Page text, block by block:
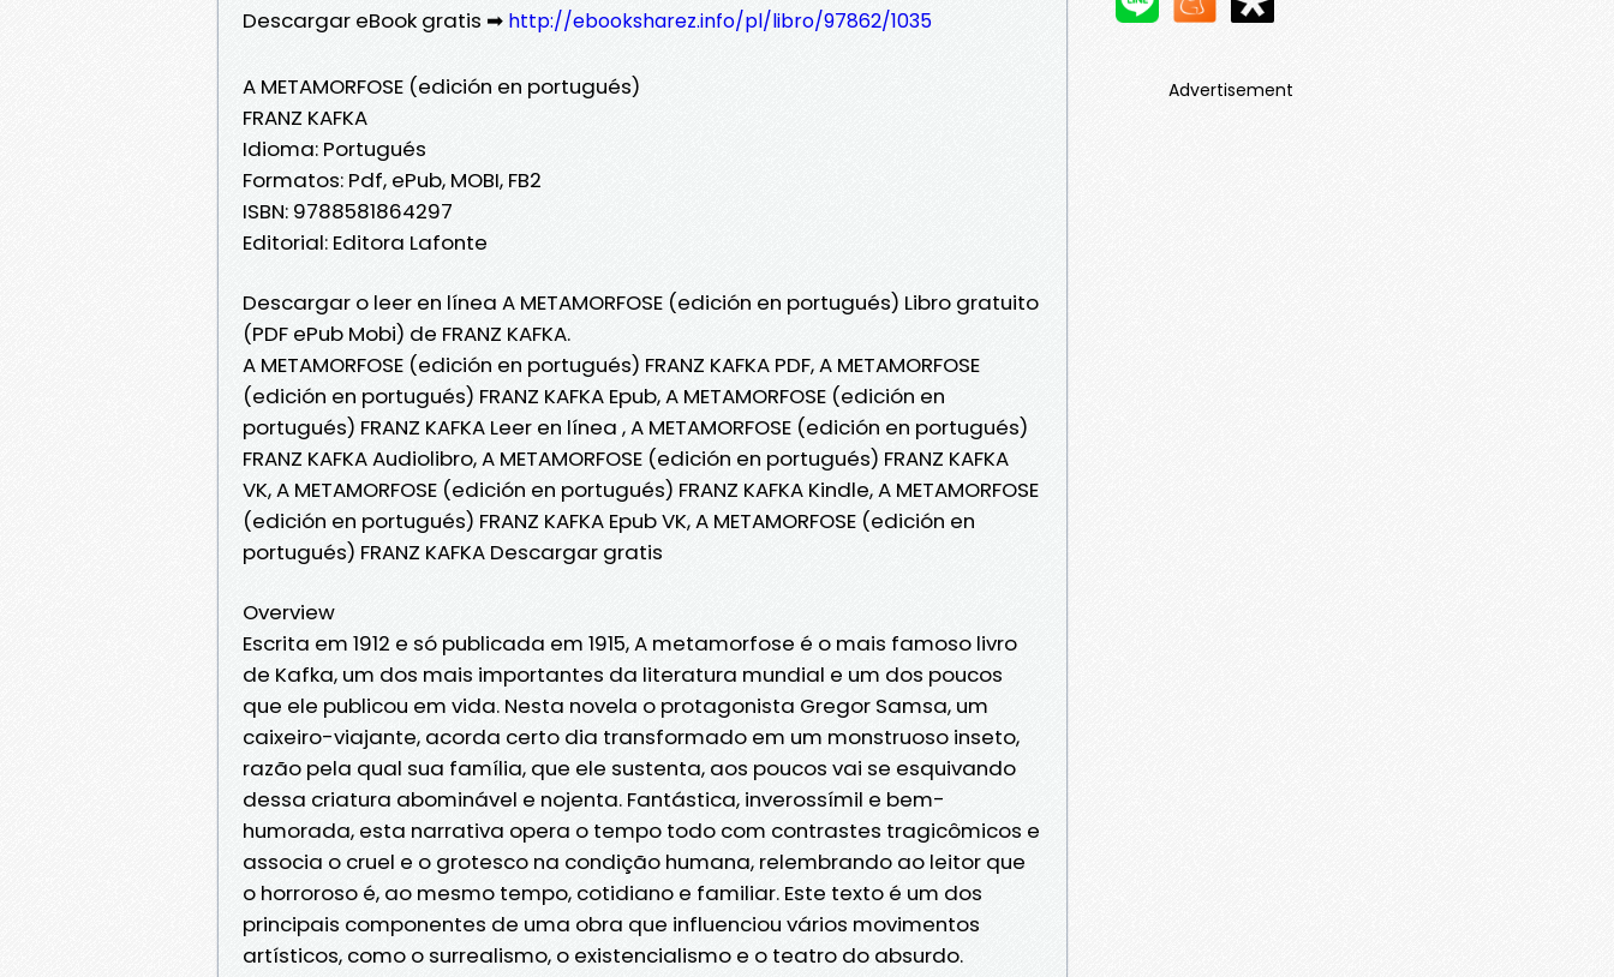
Descargar eBook gratis ➡ http://ebooksharez.info/pl/libro/97862/1035
A METAMORFOSE (edición en portugués)
FRANZ KAFKA
Idioma: Portugués
Formatos: Pdf, ePub, MOBI, FB2
ISBN: 9788581864297
Editorial: Editora Lafonte
Descargar o leer en línea A METAMORFOSE (edición en portugués) Libro gratuito
(PDF ePub Mobi) de FRANZ KAFKA.
A METAMORFOSE (edición en portugués) FRANZ KAFKA PDF, A METAMORFOSE
(edición en portugués) FRANZ KAFKA Epub, A METAMORFOSE (edición en
portugués) FRANZ KAFKA Leer en línea , A METAMORFOSE (edición en portugués)
FRANZ KAFKA Audiolibro, A METAMORFOSE (edición en portugués) FRANZ KAFKA
VK, A METAMORFOSE (edición en portugués) FRANZ KAFKA Kindle, A METAMORFOSE
(edición en portugués) FRANZ KAFKA Epub VK, A METAMORFOSE (edición en
portugués) FRANZ KAFKA Descargar gratis
Overview
Escrita em 1912 e só publicada em 1915, A metamorfose é o mais famoso livro
de Kafka, um dos mais importantes da literatura mundial e um dos poucos
que ele publicou em vida. Nesta novela o protagonista Gregor Samsa, um
caixeiro-viajante, acorda certo dia transformado em um monstruoso inseto,
razão pela qual sua família, que ele sustenta, aos poucos vai se esquivando
dessa criatura abominável e nojenta. Fantástica, inverossímil e bem-
humorada, esta narrativa opera o tempo todo com contrastes tragicômicos e
associa o cruel e o grotesco na condição humana, relembrando ao leitor que
o horroroso é, ao mesmo tempo, cotidiano e familiar. Este texto é um dos
principais componentes de uma obra que influenciou vários movimentos
artísticos, como o surrealismo, o existencialismo e o teatro do absurdo.
Advertisement